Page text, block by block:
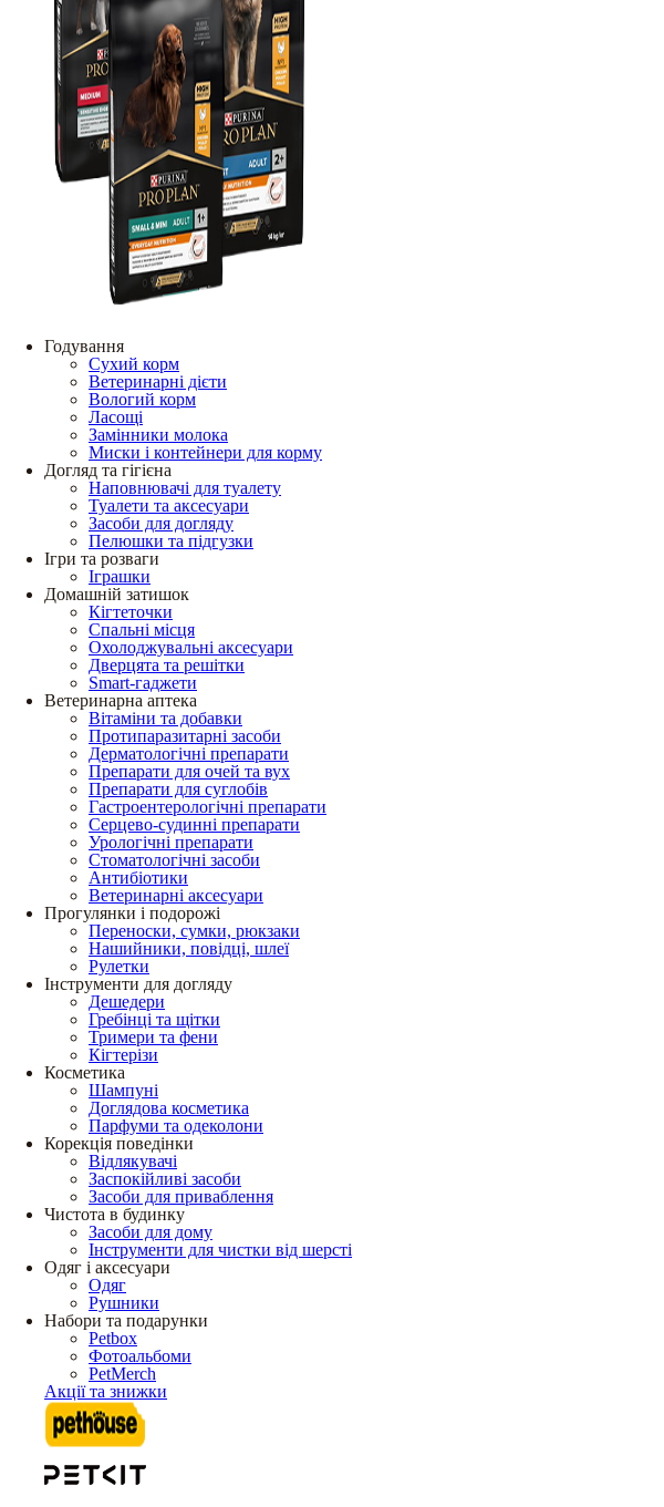
Годування
Сухий корм
Ветеринарні дієти
Вологий корм
Ласощі
Замінники молока
Миски і контейнери для корму
Догляд та гігієна
Наповнювачі для туалету
Туалети та аксесуари
Засоби для догляду
Пелюшки та підгузки
Ігри та розваги
Іграшки
Домашній затишок
Кігтеточки
Спальні місця
Охолоджувальні аксесуари
Дверцята та решітки
Smart-гаджети
Ветеринарна аптека
Вітаміни та добавки
Протипаразитарні засоби
Дерматологічні препарати
Препарати для очей та вух
Препарати для суглобів
Гастроентерологічні препарати
Серцево-судинні препарати
Урологічні препарати
Стоматологічні засоби
Антибіотики
Ветеринарні аксесуари
Прогулянки і подорожі
Переноски, сумки, рюкзаки
Нашийники, повідці, шлеї
Рулетки
Інструменти для догляду
Дешедери
Гребінці та щітки
Тримери та фени
Кігтерізи
Косметика
Шампуні
Доглядова косметика
Парфуми та одеколони
Корекція поведінки
Відлякувачі
Заспокійливі засоби
Засоби для приваблення
Чистота в будинку
Засоби для дому
Інструменти для чистки від шерсті
Одяг і аксесуари
Одяг
Рушники
Набори та подарунки
Petbox
Фотоальбоми
PetMerch
Акції та знижки